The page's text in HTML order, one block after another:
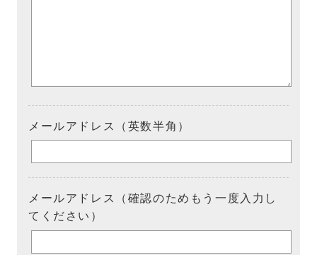
メールアドレス（英数半角）
メールアドレス（確認のためもう一度入力し
てください）